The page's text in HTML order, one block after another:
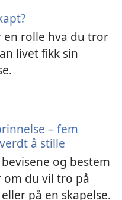
en rolle hva du tror
livet fikk sin
– fem
å stille
og bestem
om du vil tro på
på en skapelse.